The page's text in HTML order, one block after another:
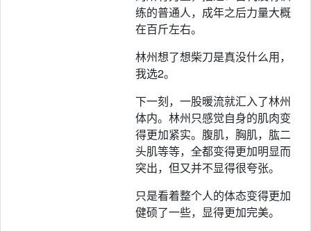
练的普通人，成年之后力量大概
在百斤左右。
林州想了想柴刀是真没什么用，
我选2。
下一刻，一股暖流就汇入了林州
体内。林州只感觉自身的肌肉变
得更加紧实。腹肌，胸肌，肱二
头肌等等，全都变得更加明显而
突出，但又并不显得很夸张。
只是看着整个人的体态变得更加
健硕了一些，显得更加完美。